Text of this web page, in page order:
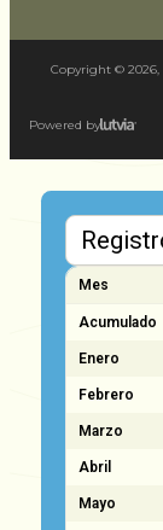
Copyright © 2026,
Powered by
Mes
Acumulado
Enero
Febrero
Marzo
Abril
Mayo